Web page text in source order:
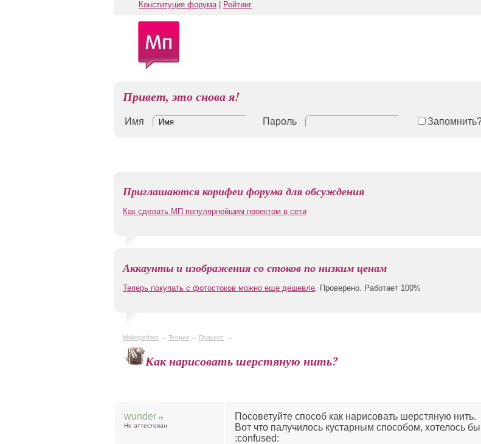
Конституция форума| Рейтинг
Привет, это снова я!
Имя Пароль
Приглашаются корифеи форума для обсуждения
Как сделать МП популярнейшим проектом в сети
Аккаунты и изображения со стоков по низким ценам
Теперь покупать с фотостоков можно еще дешевле. Проверено. Работает 100%
Makepizdato → Теория → Процесс →
Как нарисовать шерстяную нить?
wunder
Не аттестован
Посоветуйте способ как нарисовать шерстяную нить.
Вот что палучилось кустарным способом, хотелось
:confused: